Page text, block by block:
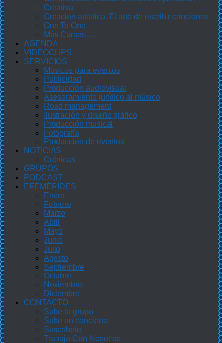
Creativa
Creación artística. El arte de escribir canciones
One To One
Más Cursos…
AGENDA
VIDEOCLIPS
SERVICIOS
Músicos para eventos
Publicidad
Producción audiovisual
Asesoramiento jurídico al músico
Road management
Ilustración y diseño gráfico
Producción musical
Fotografía
Producción de eventos
NOTICIAS
Crónicas
GRUPOS
PODCAST
EFEMÉRIDES
Enero
Febrero
Marzo
Abril
Mayo
Junio
Julio
Agosto
Septiembre
Octubre
Noviembre
Diciembre
CONTACTO
Sube tu grupo
Sube un concierto
Suscríbete
Trabaja Con Nosotros